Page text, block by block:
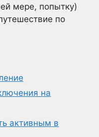
мере, попытку)
по
на
активным в